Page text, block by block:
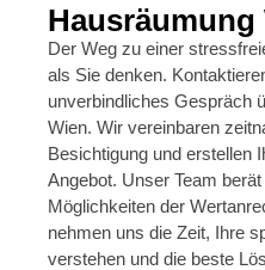
Hausräumung
Der Weg zu einer
als Sie denken.
unverbindliches Gespräch
Wien. Wir vereinbaren
Besichtigung und erstellen
Angebot. Unser Team
Möglichkeiten der
nehmen uns die Zeit, Ihre
verstehen und die beste